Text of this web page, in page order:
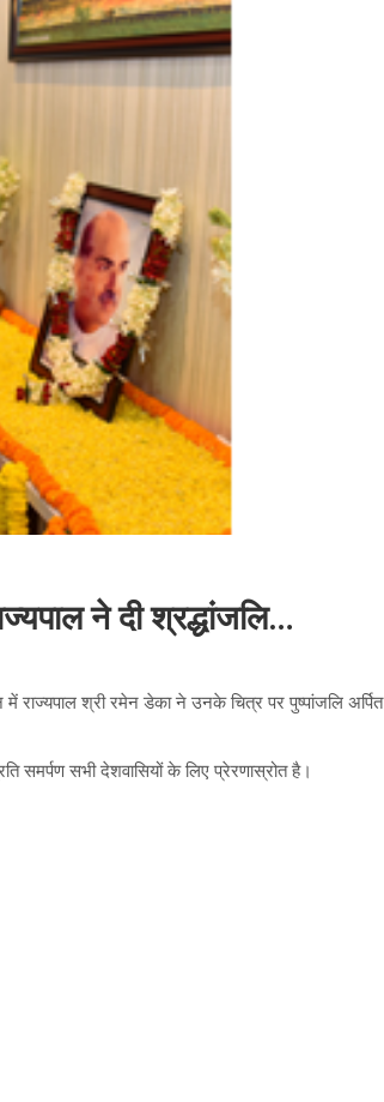
ने दी श्रद्धांजलि…
में राज्यपाल श्री रमेन डेका ने उनके चित्र पर पुष्पांजलि अर्पित
समर्पण सभी देशवासियों के लिए प्रेरणास्रोत है।